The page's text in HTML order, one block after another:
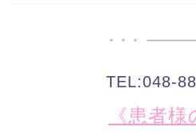
TEL:048-
《患者様